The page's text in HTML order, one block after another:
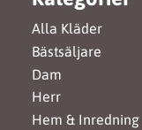
Alla Kläder
Bästsäljare
Dam
Herr
Hem & Inredning